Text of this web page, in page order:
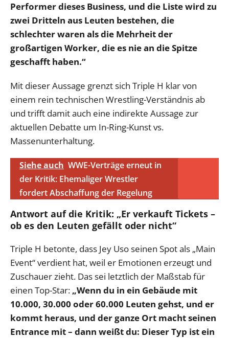
Performer dieses Business, und die Liste wird zu
zwei Dritteln aus Leuten bestehen, die
schlechter waren als die Mehrheit der
großartigen Worker, die es nie an die Spitze
geschafft haben.“
Mit dieser Aussage grenzt sich Triple H klar von
einem rein technischen Wrestling-Verständnis ab
und trifft damit auch eine indirekte Aussage zur
aktuellen Debatte um In-Ring-Kunst vs.
Massenunterhaltung.
Siehe auch WWE-Verträge erneut in
der Kritik: Ehemaliger Wrestler
fordert Abschaffung der Regelung
Antwort auf die Kritik: „Er verkauft Tickets –
ob es den Leuten gefällt oder nicht“
Triple H betonte, dass Jey Uso seinen Spot als „Main
Event“ verdient hat, weil er Emotionen erzeugt und
Zuschauer zieht. Das sei letztlich der Maßstab für
einen Top-Star: „Wenn du in ein Gebäude mit
10.000, 30.000 oder 60.000 Leuten gehst, und er
kommt heraus, und der ganze Ort macht seinen
Entrance mit – dann weißt du: Dieser Typ ist ein